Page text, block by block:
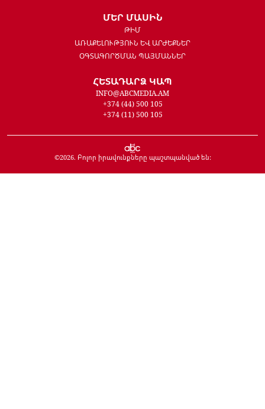
ՄԵՐ ՄԱՍԻՆ
ԹԻՄ
ԱՌԱՔԵԼՈՒԹՅՈՒՆ ԵՎ ԱՐԺԵՔՆԵՐ
ՕԳՏԱԳՈՐԾՄԱՆ ՊԱՅՄԱՆՆԵՐ
ՀԵՏԱԴԱՐՁ ԿԱՊ
INFO@ABCMEDIA.AM
+374 (44) 500 105
+374 (11) 500 105
©2026. Բոլոր իրավունքները պաշտպանված են: